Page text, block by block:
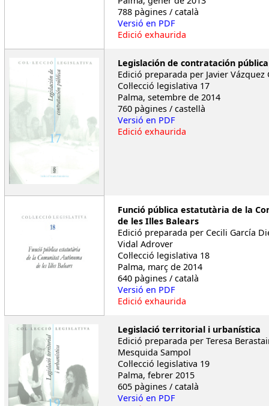
788 pàgines / català
Versió en PDF
Edició exhaurida
Legislación de contratación pública
Edició preparada per Javier Vázquez
Col·lecció legislativa 17
Palma, setembre de 2014
760 pàgines / castellà
Versió en PDF
Edició exhaurida
Funció pública estatutària de la
de les Illes Balears
Edició preparada per Cecili García
Vidal Adrover
Col·lecció legislativa 18
Palma, març de 2014
640 pàgines / català
Versió en PDF
Edició exhaurida
Legislació territorial i urbanística
Edició preparada per Teresa
Mesquida Sampol
Col·lecció legislativa 19
Palma, febrer 2015
605 pàgines / català
Versió en PDF